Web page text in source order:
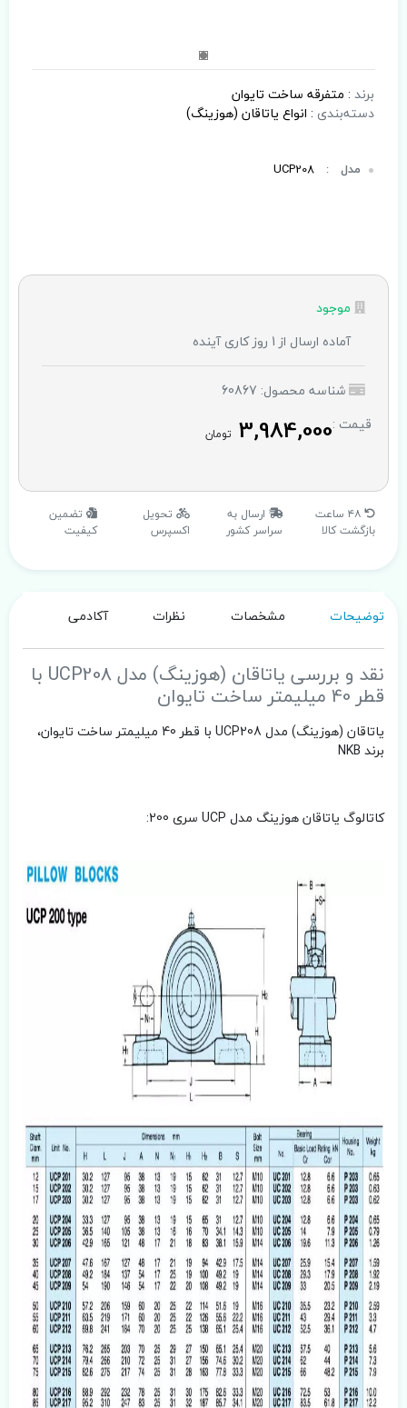
برند : متفرقه ساخت تایوان
دسته‌بندی : انواع یاتاقان (هوزینگ)
مدل :
UCP208
موجود
آماده ارسال از 1 روز کاری آینده
شناسه محصول: 60867
قیمت :3,984,000 تومان
۴۸ ساعت
بازگشت کالا
ارسال به
سراسر کشور
تحویل
اکسپرس
تضمین
کیفیت
توضیحات مشخصات نظرات آکادمی
نقد و بررسی یاتاقان (هوزینگ) مدل UCP208 با
قطر 40 میلیمتر ساخت تایوان
یاتاقان (هوزینگ) مدل UCP208 با قطر 40 میلیمتر ساخت تایوان،
برند NKB
کاتالوگ یاتاقان هوزینگ مدل UCP سری 200: